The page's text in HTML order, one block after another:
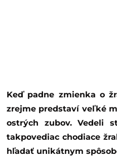
Keď padne zmienka o žralokoch, väčšina ľudí si
zrejme predstaví veľké
ostrých zubov. Vedeli
takpovediac chodiace
hľadať unikátnym